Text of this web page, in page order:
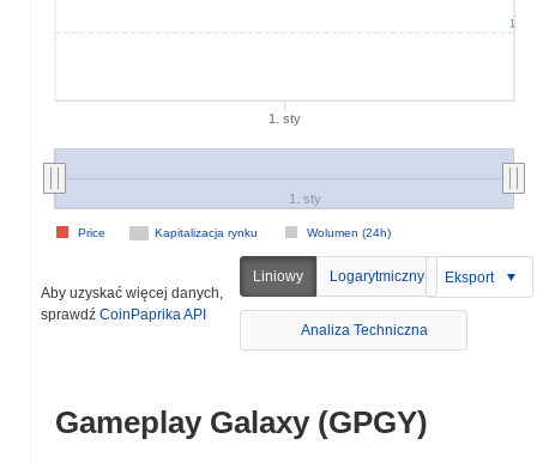
1. sty
Kapitalizacja rynku Wolumen (24h)
Price
1. sty
1
Aby uzyskać więcej danych,
sprawdź CoinPaprika API
Liniowy Logarytmiczny Eksport
Analiza Techniczna
Gameplay Galaxy (GPGY)